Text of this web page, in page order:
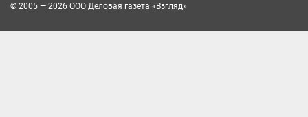
© 2005 — 2026 ООО Деловая газета «Взгляд»